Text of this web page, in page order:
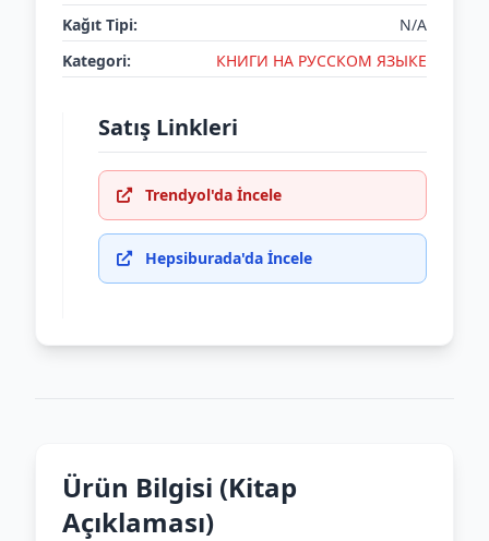
Kağıt Tipi:
N/A
Kategori:
КНИГИ НА РУССКОМ ЯЗЫКЕ
Satış Linkleri
Trendyol'da İncele
Hepsiburada'da İncele
Ürün Bilgisi (Kitap
Açıklaması)